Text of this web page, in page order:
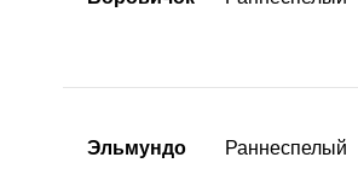
Эльмундо Раннеспелый